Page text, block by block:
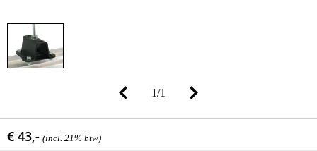
1/1
€ 43,- (incl. 21% btw)